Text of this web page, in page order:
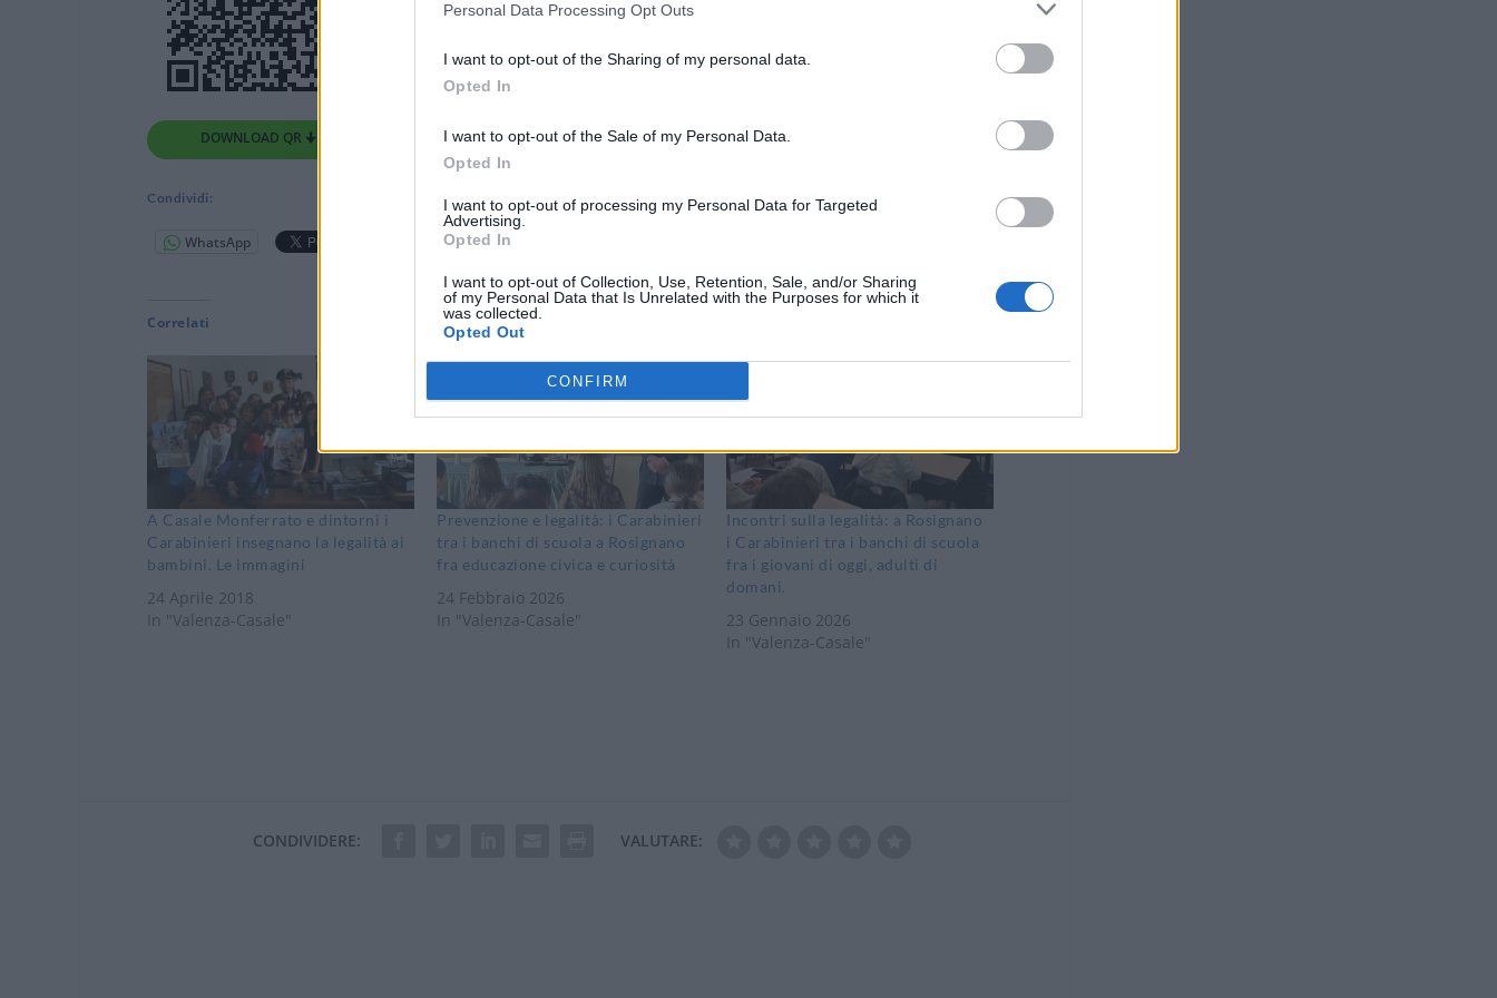
Personal Data Processing Opt Outs
I want to opt-out of the Sharing of my personal data.
Opted In
I want to opt-out of the Sale of my Personal Data.
Opted In
I want to opt-out of processing my Personal Data for Targeted
Advertising.
Opted In
I want to opt-out of Collection, Use, Retention, Sale, and/or Sharing
of my Personal Data that Is Unrelated with the Purposes for which it
was collected.
Opted Out
CONFIRM
DOWNLOAD QR 🠋
Condividi:
WhatsApp Telegram Stampa
Correlati
A Casale Monferrato e dintorni i
Carabinieri insegnano la legalità ai
bambini. Le immagini
24 Aprile 2018
In "Valenza-Casale"
Prevenzione e legalità: i Carabinieri
tra i banchi di scuola a Rosignano
fra educazione civica e curiosità
24 Febbraio 2026
In "Valenza-Casale"
Incontri sulla legalità: a Rosignano
i Carabinieri tra i banchi di scuola
fra i giovani di oggi, adulti di
domani.
23 Gennaio 2026
In "Valenza-Casale"
CONDIVIDERE: VALUTARE: